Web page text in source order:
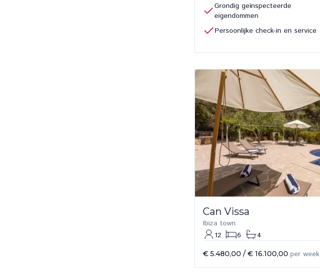
Grondig geïnspecteerde
eigendommen
Persoonlijke check-in en service
Can Vissa
Ibiza town
12
6 4
€ 5.480,00 / € 16.100,00 per week